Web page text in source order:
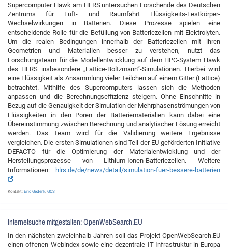
Supercomputer Hawk am HLRS untersuchen Forschende des Deutschen
Zentrums für Luft- und Raumfahrt Flüssigkeits-Festkörper-
Wechselwirkungen in Batterien. Diese Prozesse spielen eine
entscheidende Rolle für die Befüllung von Batteriezellen mit Elektrolyten.
Um die realen Bedingungen innerhalb der Batteriezellen mit ihren
Geometrien und Materialien besser zu verstehen, nutzt das
Forschungsteam für die Modellentwicklung auf dem HPC-System Hawk
des HLRS insbesondere „Lattice-Boltzmann“-Simulationen. Hierbei wird
eine Flüssigkeit als Ansammlung vieler Teilchen auf einem Gitter (Lattice)
betrachtet. Mithilfe des Supercomputers lassen sich die Methoden
anpassen und die Berechnungseffizienz steigern. Ohne Einschnitte in
Bezug auf die Genauigkeit der Simulation der Mehrphasenströmungen von
Flüssigkeiten in den Poren der Batteriematerialien kann dabei eine
Übereinstimmung zwischen Berechnung und analytischer Lösung erreicht
werden. Das Team wird für die Validierung weitere Ergebnisse
vergleichen. Die ersten Simulationen sind Teil der EU-geförderten Initiative
DEFACTO für die Optimierung der Materialentwicklung und der
Herstellungsprozesse von Lithium-Ionen-Batteriezellen. Weitere
Informationen: hlrs.de/de/news/detail/simulation-fuer-bessere-batterien
Kontakt: Eric Gedenk GCS
Internetsuche mitgestalten: OpenWebSearch.EU
In den nächsten zweieinhalb Jahren soll das Projekt OpenWebSearch.EU
einen offenen Webindex sowie eine dezentrale IT-Infrastruktur in Europa